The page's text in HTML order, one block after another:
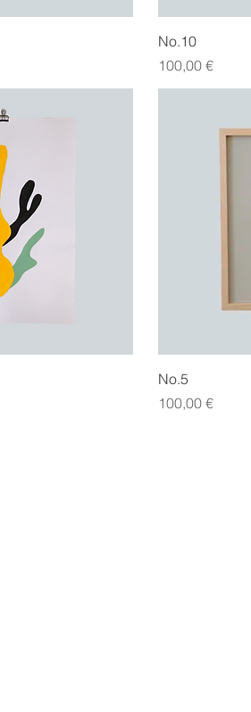
No.10
Pris
100,00 €
No.5
Pris
100,00 €